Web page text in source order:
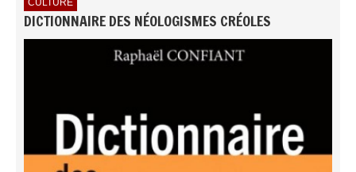
DICTIONNAIRE DES NÉOLOGISMES CRÉOLES